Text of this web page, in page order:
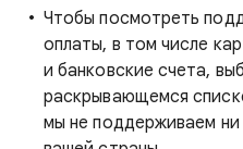
Чтобы посмотреть
оплаты, в том числе
и банковские счета,
раскрывающемся
мы не поддерживаем